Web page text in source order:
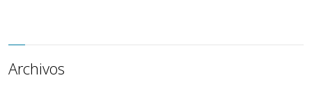
Archivos